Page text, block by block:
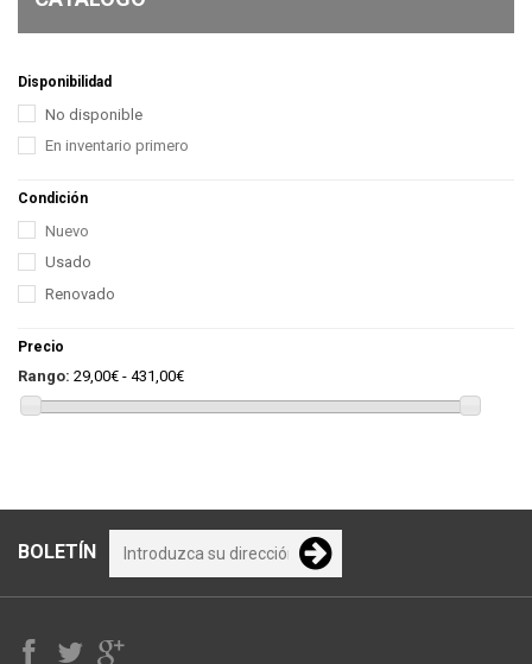
Disponibilidad
No disponible
En inventario primero
Condición
Nuevo
Usado
Renovado
Precio
Rango: 29,00€ - 431,00€
BOLETÍN